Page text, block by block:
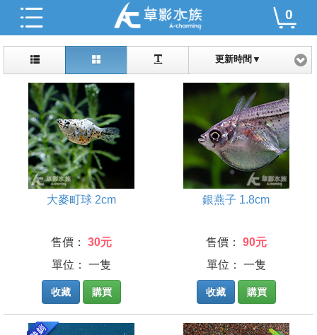
0
更新時間▼
大麥町球 2cm
售價：
30元
單位： 一隻
收藏 購買
銀燕子 1.8cm
售價：
90元
單位： 一隻
收藏 購買